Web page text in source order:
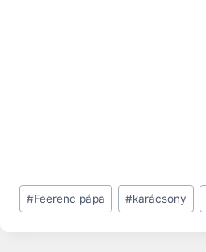
Post
Tags:
#Feerenc pápa #karácsony